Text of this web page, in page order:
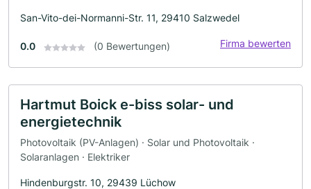
San-Vito-dei-Normanni-Str. 11, 29410 Salzwedel
0.0 (0 Bewertungen) Firma bewerten
Hartmut Boick e-biss solar- und
energietechnik
Photovoltaik (PV-Anlagen) · Solar und Photovoltaik ·
Solaranlagen · Elektriker
Hindenburgstr. 10, 29439 Lüchow